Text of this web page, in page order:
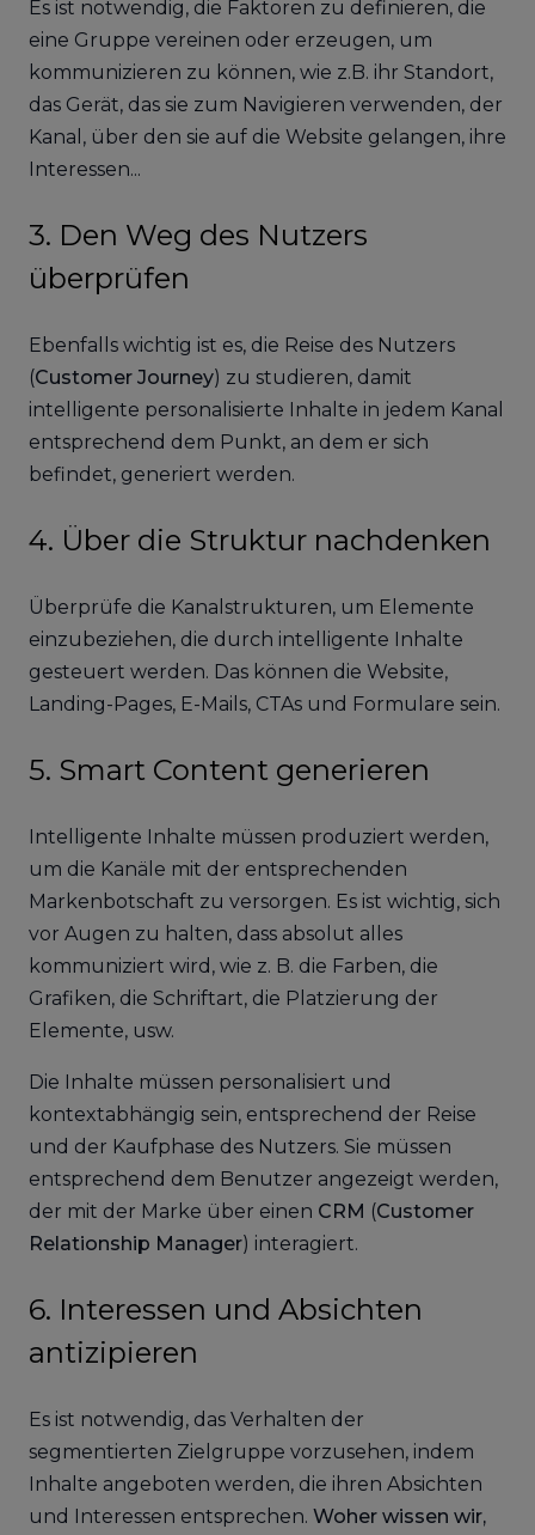
Es ist notwendig, die Faktoren zu definieren, die
eine Gruppe vereinen oder erzeugen, um
kommunizieren zu können, wie z.B. ihr Standort,
das Gerät, das sie zum Navigieren verwenden, der
Kanal, über den sie auf die Website gelangen, ihre
Interessen...
3. Den Weg des Nutzers
überprüfen
Ebenfalls wichtig ist es, die Reise des Nutzers
(Customer Journey) zu studieren, damit
intelligente personalisierte Inhalte in jedem Kanal
entsprechend dem Punkt, an dem er sich
befindet, generiert werden.
4. Über die Struktur nachdenken
Überprüfe die Kanalstrukturen, um Elemente
einzubeziehen, die durch intelligente Inhalte
gesteuert werden. Das können die Website,
Landing-Pages, E-Mails, CTAs und Formulare sein.
5. Smart Content generieren
Intelligente Inhalte müssen produziert werden,
um die Kanäle mit der entsprechenden
Markenbotschaft zu versorgen. Es ist wichtig, sich
vor Augen zu halten, dass absolut alles
kommuniziert wird, wie z. B. die Farben, die
Grafiken, die Schriftart, die Platzierung der
Elemente, usw.
Die Inhalte müssen personalisiert und
kontextabhängig sein, entsprechend der Reise
und der Kaufphase des Nutzers. Sie müssen
entsprechend dem Benutzer angezeigt werden,
der mit der Marke über einen CRM (Customer
Relationship Manager) interagiert.
6. Interessen und Absichten
antizipieren
Es ist notwendig, das Verhalten der
segmentierten Zielgruppe vorzusehen, indem
Inhalte angeboten werden, die ihren Absichten
und Interessen entsprechen. Woher wissen wir,